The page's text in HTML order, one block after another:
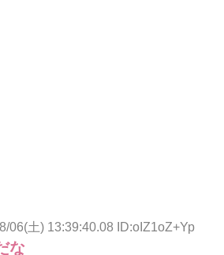
06(土) 13:39:40.08 ID:oIZ1oZ+Yp
な